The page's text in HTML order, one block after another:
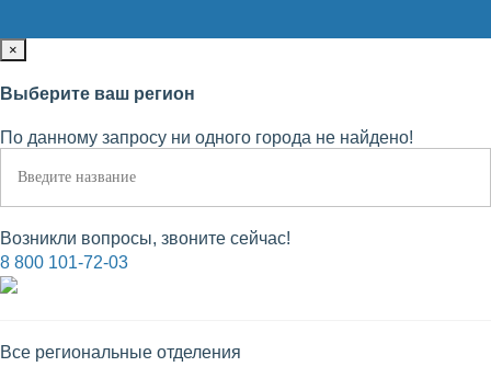
×
Выберите ваш регион
По данному запросу ни одного города не найдено!
Возникли вопросы, звоните сейчас!
8 800 101-72-03
Все региональные отделения